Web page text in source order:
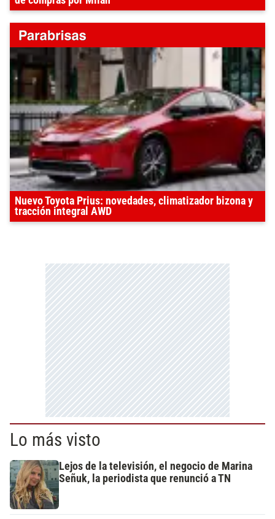
Nuevo Toyota Prius: novedades, climatizador bizona y
tracción integral AWD
Lo más visto
Lejos de la televisión, el negocio de Marina
Señuk, la periodista que renunció a TN